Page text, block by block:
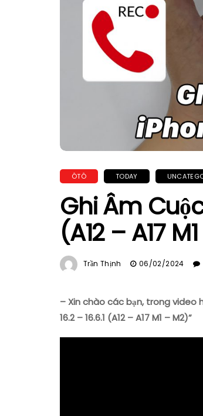
ÔTÔ TODAY
Ghi Âm Cuộc
(A12 – A17
Trần Thịnh 06/02/2024
– Xin chào các bạn, trong video
16.2 – 16.6.1 (A12 – A17 M1 – M2)”